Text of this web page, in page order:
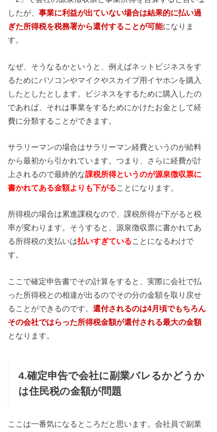
したが、事業に利益が出ていない場合は結果的に払い過
ぎた所得税を税務署から還付することが可能になりま
す。
なぜ、そうなるかというと、例えばネットビジネスをす
るためにパソコンやマイクやスカイプ用イヤホンを購入
したとしたとします。ビジネスをするために購入したの
であれば、それは事業をするためにかけたお金として経
費に分類することができます。
サラリーマンの場合はサラリーマン経費というのが給料
から最初から引かれています。つまり、さらに経費が計
上されるので最終的な課税所得というのが源泉徴収票に
書かれてある金額よりも下がることになります。
所得税の場合は累進課税なので、課税所得が下がると税
率が変わります。そうすると、源泉徴収票に書かれてあ
る所得税の支払いは払いすぎていることになるわけで
す。
ここで確定申告書でその計算をすると、実際に会社で払
った所得税との相違が出るのでその分の金額を取り戻せ
ることができるのです。還付されるのは4月頃でもちろん
その会社ではらった所得税金額が還付される最大の金額
となります。
4.確定申告で会社に副業バレるかどうか
は住民税の金額が問題
ここは一番気になるところだと思います。会社員で副業